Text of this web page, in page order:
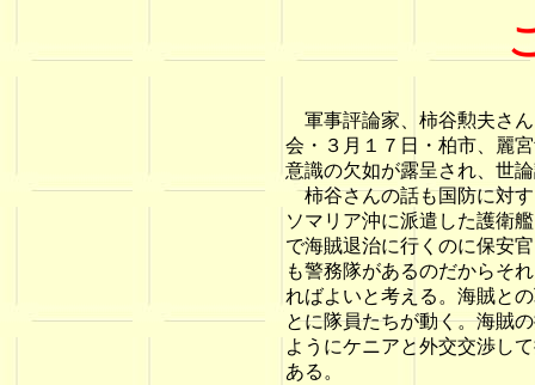
軍事評論家、柿谷勲夫さ
会・３月１７日・柏市、麗
意識の欠如が露呈され、世
柿谷さんの話も国防に対
ソマリア沖に派遣した護衛
で海賊退治に行くのに保安
も警務隊があるのだからそ
ればよいと考える。海賊と
とに隊員たちが動く。海賊
ようにケニアと外交交渉し
ある。